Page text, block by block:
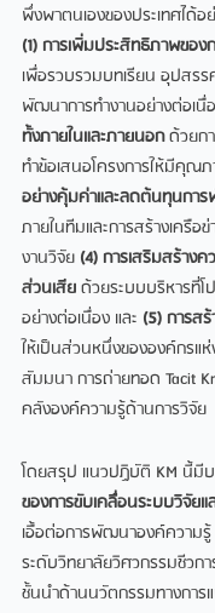
พึ่งพาตนเองของประเทศได้
(1) การเพิ่มประสิทธิภาพขอ
เพื่อรวบรวมบทเรียน อุปสรร
พัฒนาการทำงานอย่างต่อเนื่
ทั้งภายในและภายนอกด้วยก
ทำข้อเสนอโครงการให้มีคุณ
อย่างคุ้มค่าและลดต้นทุนกา
ภายในทีมและการสร้างเครื
งานวิจัย (4) การเสริมสร้าง
ส่วนเสียด้วยระบบบริหารที่โ
อย่างต่อเนื่อง และ (5) การส
ให้เป็นส่วนหนึ่งขององค์กรแ
สัมมนา การถ่ายทอด Tacit
คลังองค์ความรู้ด้านการวิจัย
โดยสรุป แนวปฏิบัติ KM นี้มี
ของการขับเคลื่อนระบบวิจัย
เอื้อต่อการพัฒนาองค์ความรู้
ระดับวิทยาลัยวิศวกรรมชีวก
ชั้นนำด้านนวัตกรรมทางการ